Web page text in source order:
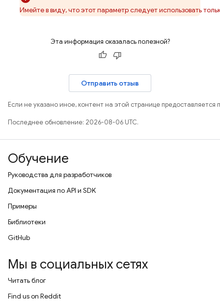
Имейте в виду, что этот параметр следует использовать
Эта информация оказалась полезной?
Отправить отзыв
Если не указано иное, контент на этой странице предоставляется
Последнее обновление: 2026-08-06 UTC.
Обучение
Руководства для разработчиков
Документация по API и SDK
Примеры
Библиотеки
GitHub
Мы в социальных сетях
Читать блог
Find us on Reddit